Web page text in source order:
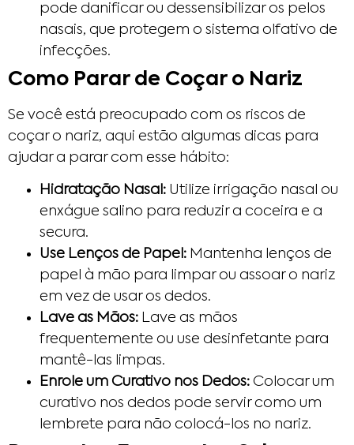
pode danificar ou dessensibilizar os pelos
nasais, que protegem o sistema olfativo de
infecções.
Como Parar de Coçar o Nariz
Se você está preocupado com os riscos de
coçar o nariz, aqui estão algumas dicas para
ajudar a parar com esse hábito:
Hidratação Nasal: Utilize irrigação nasal ou
enxágue salino para reduzir a coceira e a
secura.
Use Lenços de Papel: Mantenha lenços de
papel à mão para limpar ou assoar o nariz
em vez de usar os dedos.
Lave as Mãos: Lave as mãos
frequentemente ou use desinfetante para
mantê-las limpas.
Enrole um Curativo nos Dedos: Colocar um
curativo nos dedos pode servir como um
lembrete para não colocá-los no nariz.